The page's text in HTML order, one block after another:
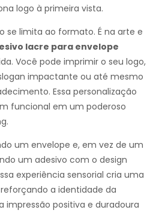
logo à primeira vista.
se limita ao formato. É na arte e
lacre para envelope
Você pode imprimir o seu logo,
impactante ou até mesmo
Essa personalização
funcional em um poderoso
um envelope e, em vez de um
um adesivo com o design
experiência sensorial cria uma
a identidade da
impressão positiva e duradoura